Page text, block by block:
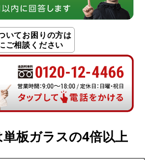
いてお困りの方は
ご相談ください
板ガラスの4倍以上